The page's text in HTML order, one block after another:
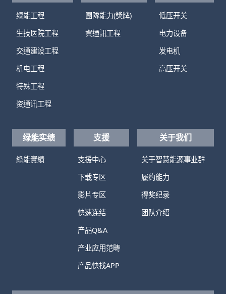
绿能工程
生技医院工程
交通建设工程
机电工程
特殊工程
资通讯工程
團隊能力(獎牌)
資通訊工程
低压开关
电力设备
发电机
高压开关
绿能实绩
綠能實績
支援
支援中心
下载专区
影片专区
快速连结
产品Q&A
产业应用范畴
产品快找APP
关于我们
关于智慧能源事业群
履约能力
得奖纪录
团队介绍